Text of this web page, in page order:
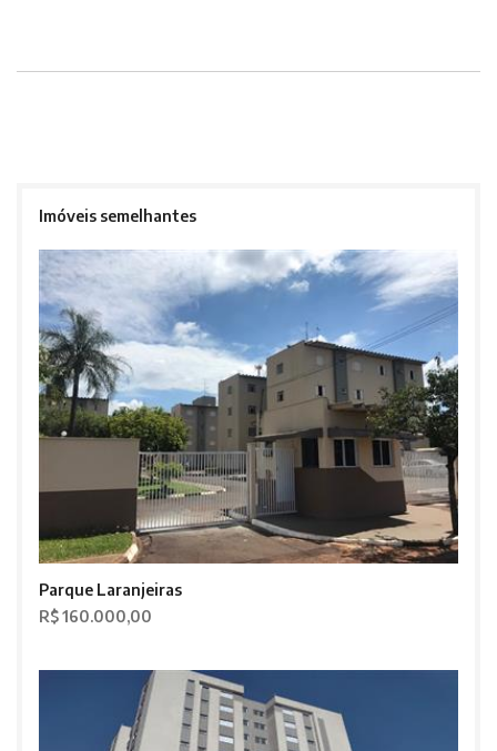
Imóveis semelhantes
Parque Laranjeiras
R$ 160.000,00